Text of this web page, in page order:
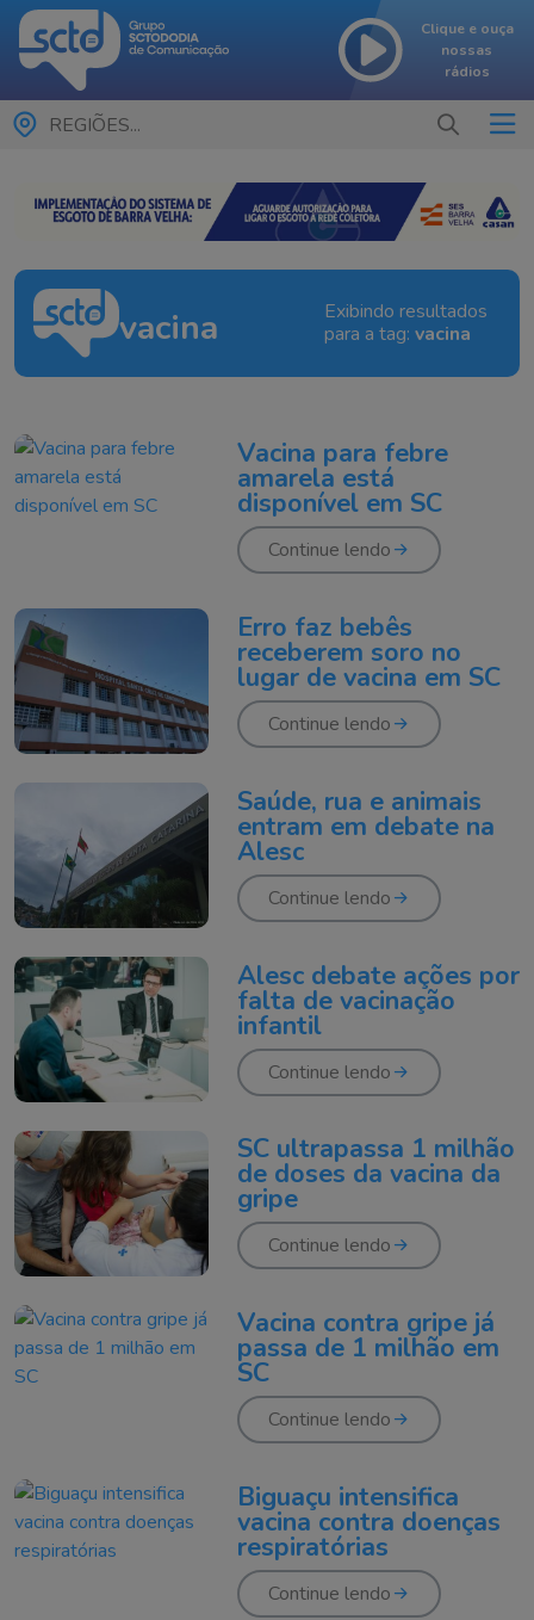
Clique e ouça
nossas
rádios
REGIÕES...
vacina
Exibindo resultados
para a tag: vacina
Vacina para febre
amarela está
disponível em SC
Continue lendo
Erro faz bebês
receberem soro no
lugar de vacina em SC
Continue lendo
Saúde, rua e animais
entram em debate na
Alesc
Continue lendo
Alesc debate ações por
falta de vacinação
infantil
Continue lendo
SC ultrapassa 1 milhão
de doses da vacina da
gripe
Continue lendo
Vacina contra gripe já
passa de 1 milhão em
SC
Continue lendo
Biguaçu intensifica
vacina contra doenças
respiratórias
Continue lendo